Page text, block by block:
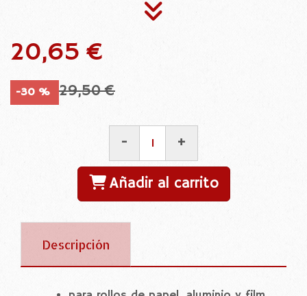
20,65 €
-30 % 29,50 €
- +
Añadir al carrito
Descripción